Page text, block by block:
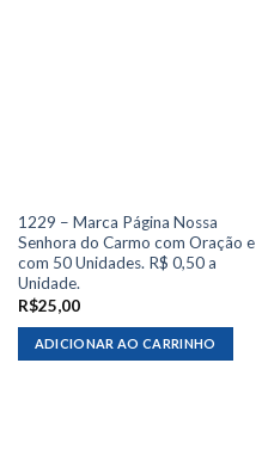
1229 – Marca Página Nossa
Senhora do Carmo com Oração e
com 50 Unidades. R$ 0,50 a
Unidade.
R$25,00
ADICIONAR AO CARRINHO